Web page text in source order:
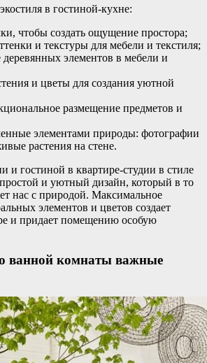
в гостиной-кухне:
чтобы создать ощущение простора;
и текстуры для мебели и текстиля;
элементов в мебели и
и цветы для создания уютной
размещение предметов и
элементами природы: фотографии
растения на стене.
и гостиной в квартире-студии в стиле
простой и уютный дизайн, который в то
нас с природой. Максимальное
элементов и цветов создает
и придает помещению особую
ванной комнаты важные